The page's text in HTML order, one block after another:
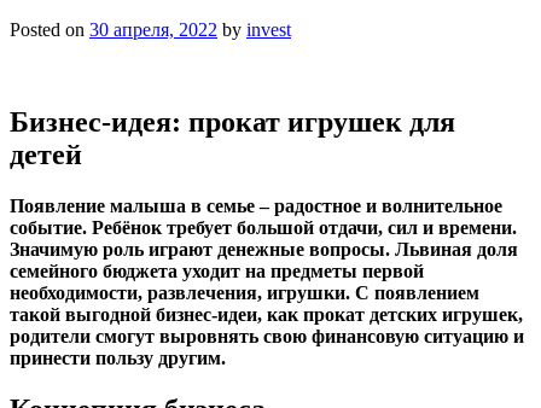
Posted on 30 апреля, 2022 by invest
Бизнес-идея: прокат игрушек для
детей
Появление малыша в семье – радостное и волнительное
событие. Ребёнок требует большой отдачи, сил и времени.
Значимую роль играют денежные вопросы. Львиная доля
семейного бюджета уходит на предметы первой
необходимости, развлечения, игрушки. С появлением
такой выгодной бизнес-идеи, как прокат детских игрушек,
родители смогут выровнять свою финансовую ситуацию и
принести пользу другим.